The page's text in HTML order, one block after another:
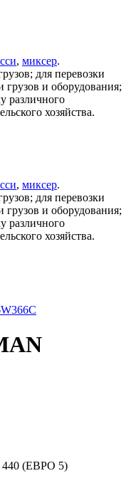
, миксер.
для перевозки
и оборудования;
различного
хозяйства.
, миксер.
для перевозки
и оборудования;
различного
хозяйства.
440 (ЕВРО 5)